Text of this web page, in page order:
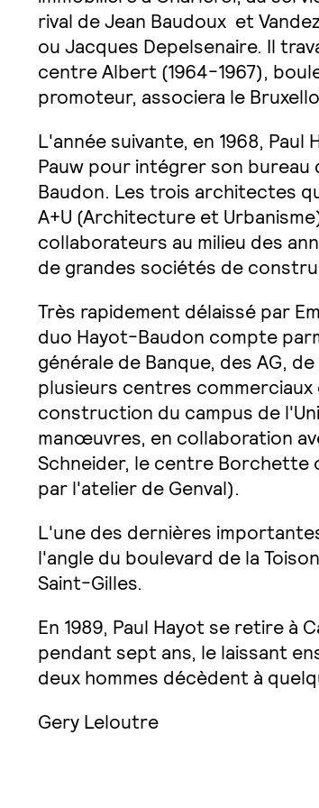
rival de Jean Baudoux  et
ou Jacques Depelsenaire. Il
centre Albert (1964-1967),
promoteur, associera le
L'année suivante, en 1968,
Pauw pour intégrer son bureau
Baudon. Les trois architectes
A+U (Architecture et
collaborateurs au milieu des
de grandes sociétés de
Très rapidement délaissé par
duo Hayot-Baudon compte
générale de Banque, des AG,
plusieurs centres
construction du campus de
manœuvres, en collaboration
Schneider, le centre Borchette
par l'atelier de Genval).
L'une des dernières
l'angle du boulevard de la
Saint-Gilles.
En 1989, Paul Hayot se retire à
pendant sept ans, le laissant
deux hommes décèdent à
Gery Leloutre